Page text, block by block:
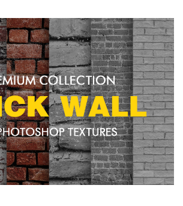
Si prega di Selezionare